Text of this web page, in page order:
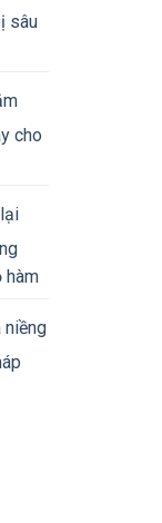
sâu
cho
hàm
niềng